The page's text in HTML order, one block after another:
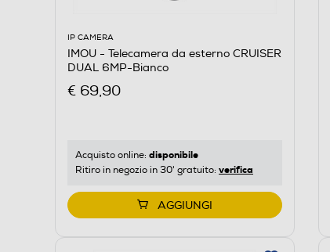
IP CAMERA
IMOU - Telecamera da esterno CRUISER
DUAL 6MP-Bianco
€ 69,90
Acquisto online: disponibile
Ritiro in negozio in 30' gratuito: verifica
AGGIUNGI